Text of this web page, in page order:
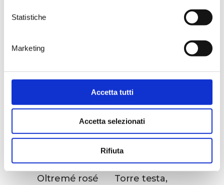
Statistiche
Marketing
Accetta tutti
Accetta selezionati
Rifiuta
Malvasia bianca
White
Oltremé rosé
Torre testa,